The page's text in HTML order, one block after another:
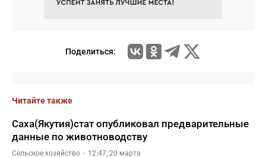
Поделиться:
Читайте также
Саха(Якутия)стат опубликовал предварительные
данные по животноводству
Сельское хозяйство 12:47, 20 марта